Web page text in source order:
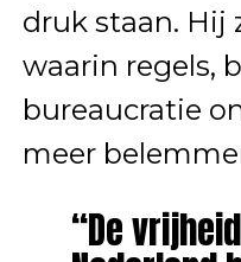
druk staan. Hij
waarin regels,
bureaucratie
meer
“De